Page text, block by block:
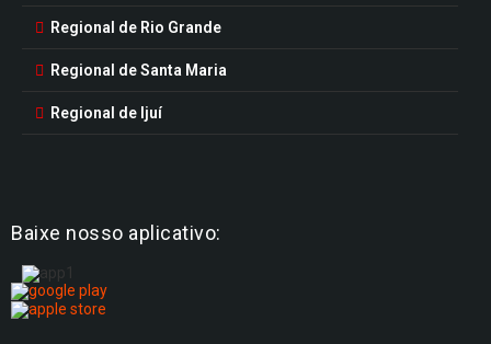
Regional de Rio Grande
Regional de Santa Maria
Regional de Ijuí
Baixe nosso aplicativo: